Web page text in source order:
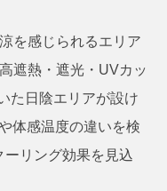
を感じられるエリア
遮熱・遮光・UVカッ
た日陰エリアが設け
体感温度の違いを検
リング効果を見込